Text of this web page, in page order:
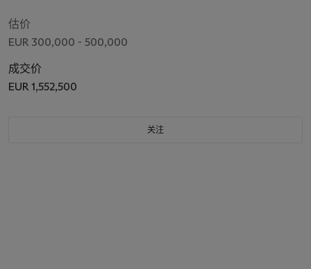
估价
EUR 300,000 - 500,000
成交价
EUR 1,552,500
关注